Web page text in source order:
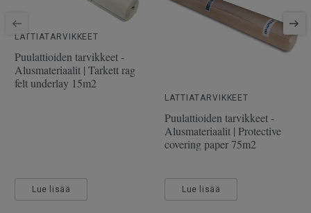
SAP-tuotenumero
8727004
Puulaji
Pituus
Kulutuskerroksen paksuus
19.4 cm
LATTIATARVIKKEET
Puulattioiden tarvikkeet -
Alusmateriaalit | Tarkett rag
felt underlay 15m2
Lue lisää
LATTIATARVIKKEET
Puulattioiden tarvikkeet -
Alusmateriaalit | Protective
covering paper 75m2
Lue lisää